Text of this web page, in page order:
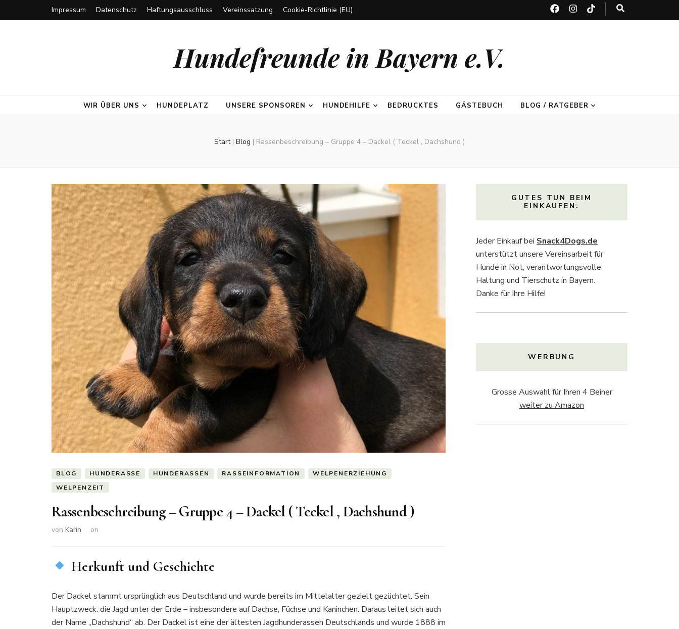
Impressum Datenschutz Haftungsausschluss Vereinssatzung Cookie-Richtlinie (EU)
Hundefreunde in Bayern e.V.
WIR ÜBER UNS HUNDEPLATZ UNSERE SPONSOREN HUNDEHILFE BEDRUCKTES GÄSTEBUCH BLOG / RATGEBER
Start | Blog | Rassenbeschreibung – Gruppe 4 – Dackel ( Teckel , Dachshund )
BLOG HUNDERASSE HUNDERASSEN RASSEINFORMATION
WELPENERZIEHUNG
WELPENZEIT
Rassenbeschreibung – Gruppe 4 – Dackel ( Teckel , Dachshund )
von Karin on
Herkunft und Geschichte
Der Dackel stammt ursprünglich aus Deutschland und wurde bereits im Mittelalter gezielt gezüchtet. Sein
Hauptzweck: die Jagd unter der Erde – insbesondere auf Dachse, Füchse und Kaninchen. Daraus leitet sich auch
der Name „Dachshund“ ab. Der Dackel ist eine der ältesten Jagdhunderassen Deutschlands und wurde 1888 im
GUTES TUN BEIM
EINKAUFEN:
Jeder Einkauf bei Snack4Dogs.de
unterstützt unsere Vereinsarbeit für
Hunde in Not, verantwortungsvolle
Haltung und Tierschutz in Bayern.
Danke für Ihre Hilfe!
WERBUNG
Grosse Auswahl für Ihren 4 Beiner
weiter zu Amazon